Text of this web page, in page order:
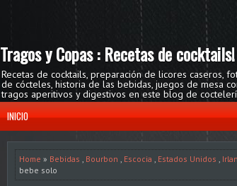
Tragos y Copas : Recetas de cocktails!
Recetas de cocktails, preparación de licores caseros,
de cócteles, historia de las bebidas, juegos de mesa
tragos aperitivos y digestivos en este blog de
INICIO
Home » Bebidas , Bourbon , Escocia , Estados Unidos ,
bebe solo